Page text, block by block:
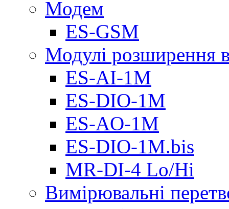
Модем
ES-GSM
Модулі розширення
ES-AI-1M
ES-DIO-1М
ES-AO-1М
ES-DIO-1M.bis
MR-DI-4 Lo/Hi
Вимірювальні